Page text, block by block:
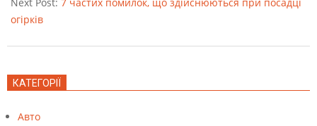
огірків
КАТЕГОРІЇ
Авто